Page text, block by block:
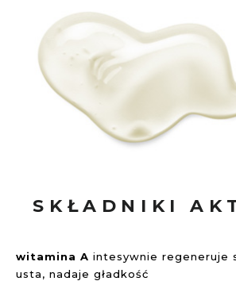
SKŁADNIKI
witamina A intesywnie regeneruje
usta, nadaje gładkość